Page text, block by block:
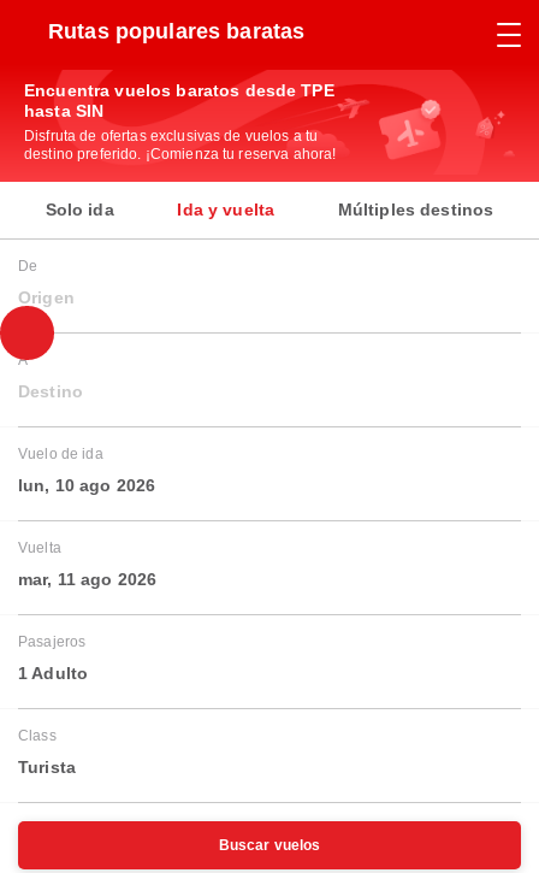
Rutas populares baratas
Encuentra vuelos baratos desde TPE
hasta SIN
Disfruta de ofertas exclusivas de vuelos a tu
destino preferido. ¡Comienza tu reserva ahora!
Solo ida Ida y vuelta Múltiples destinos
De
Origen
A
Destino
Vuelo de ida
lun, 10 ago 2026
Vuelta
mar, 11 ago 2026
Pasajeros
1 Adulto
Class
Turista
Buscar vuelos